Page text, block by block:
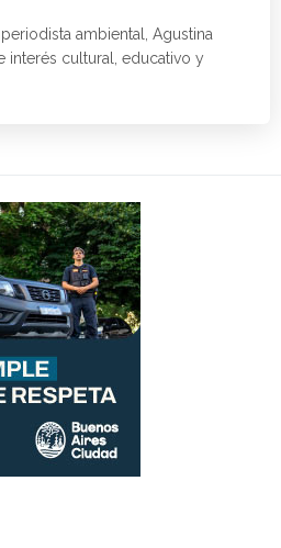
ambiental, Agustina
interés cultural, educativo y